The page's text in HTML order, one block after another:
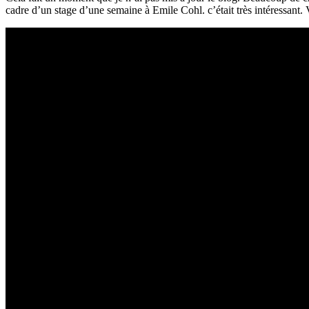
cadre d’un stage d’une semaine à Emile Cohl. c’était très intéressant.